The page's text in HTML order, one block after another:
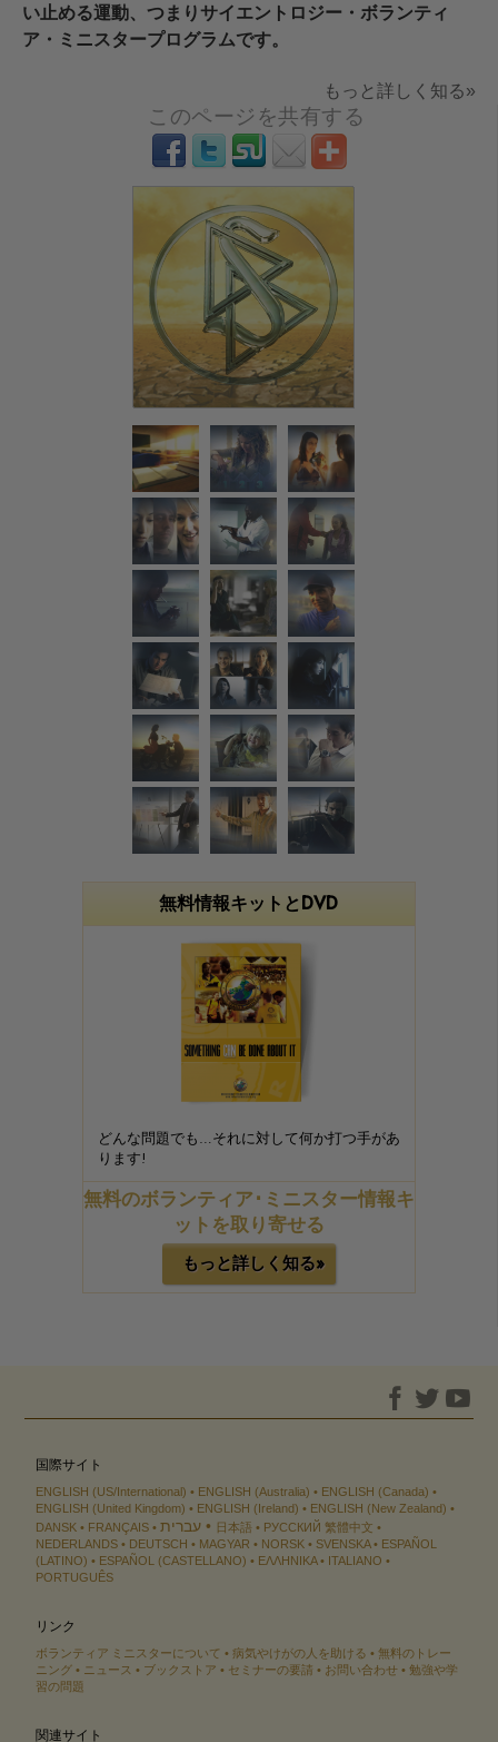
い止める運動、つまりサイエントロジー・ボランティ
ア・ミニスタープログラムです。
もっと詳しく知る»
このページを共有する
無料情報キットとDVD
どんな問題でも…それに対して何か打つ手があ
ります!
無料のボランティア･ミニスター情報キ
ットを取り寄せる
もっと詳しく知る»
国際サイト
ENGLISH (US/International) ENGLISH (Australia)
ENGLISH (Canada)
ENGLISH (United Kingdom)
ENGLISH (Ireland)
ENGLISH (New Zealand)
DANSK
FRANÇAIS עברית 日本語 РУССКИЙ 繁體中文
NEDERLANDS
DEUTSCH MAGYAR NORSK SVENSKA
ESPAÑOL
(LATINO)
ESPAÑOL (CASTELLANO) ΕΛΛΗΝΙΚA
ITALIANO
PORTUGUÊS
リンク
ボランティア ミニスターについて 病気やけがの人を助ける
無料のトレー
ニング
ニュース ブックストア セミナーの要請 お問い合わせ
勉強や学
習の問題
関連サイト